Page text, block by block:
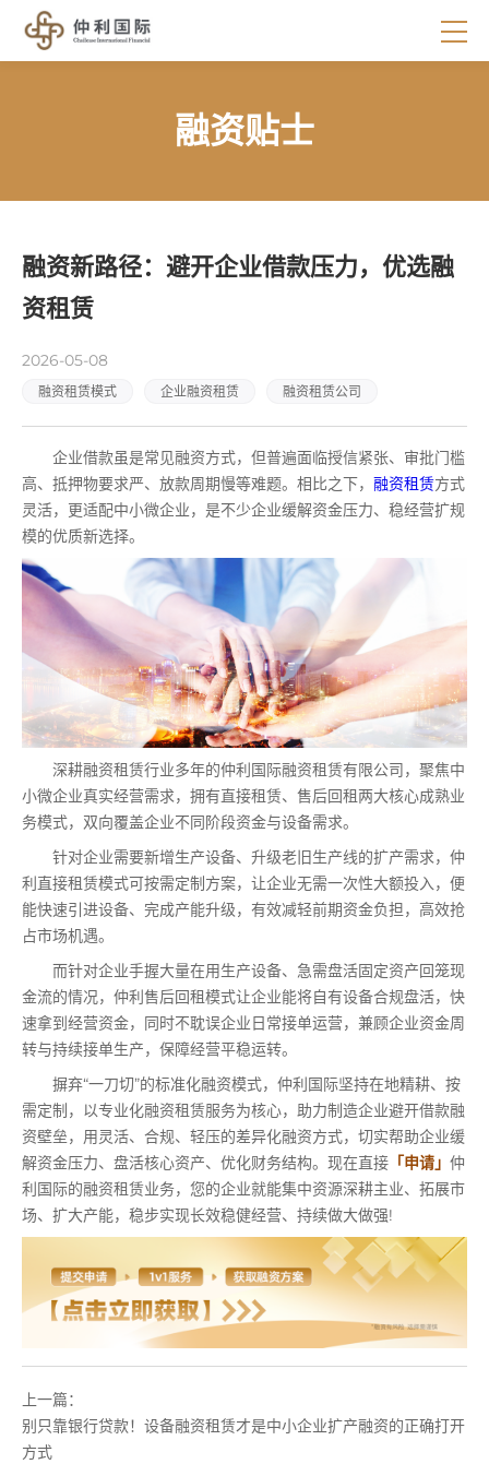
融资贴士
融资新路径：避开企业借款压力，优选融
资租赁
2026-05-08
融资租赁模式 企业融资租赁 融资租赁公司
企业借款虽是常见融资方式，但普遍面临授信紧张、审批门槛
高、抵押物要求严、放款周期慢等难题。相比之下， 融资租赁方式
灵活，更适配中小微企业，是不少企业缓解资金压力、稳经营扩规
模的优质新选择。
深耕融资租赁行业多年的仲利国际融资租赁有限公司，聚焦中
小微企业真实经营需求，拥有直接租赁、售后回租两大核心成熟业
务模式，双向覆盖企业不同阶段资金与设备需求。
针对企业需要新增生产设备、升级老旧生产线的扩产需求，仲
利直接租赁模式可按需定制方案，让企业无需一次性大额投入，便
能快速引进设备、完成产能升级，有效减轻前期资金负担，高效抢
占市场机遇。
而针对企业手握大量在用生产设备、急需盘活固定资产回笼现
金流的情况，仲利售后回租模式让企业能将自有设备合规盘活，快
速拿到经营资金，同时不耽误企业日常接单运营，兼顾企业资金周
转与持续接单生产，保障经营平稳运转。
摒弃“一刀切”的标准化融资模式，仲利国际坚持在地精耕、按
需定制，以专业化融资租赁服务为核心，助力制造企业避开借款融
资壁垒，用灵活、合规、轻压的差异化融资方式，切实帮助企业缓
解资金压力、盘活核心资产、优化财务结构。现在直接 「申请」 仲
利国际的融资租赁业务，您的企业就能集中资源深耕主业、拓展市
场、扩大产能，稳步实现长效稳健经营、持续做大做强!
上一篇：
别只靠银行贷款！设备融资租赁才是中小企业扩产融资的正确打开
方式